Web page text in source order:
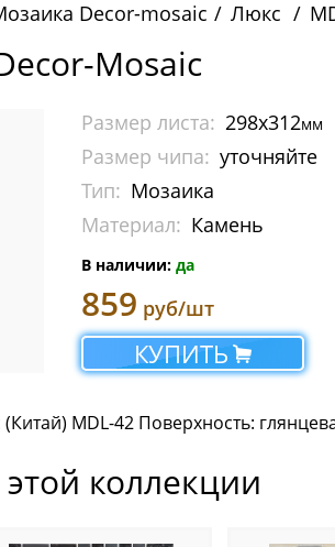
Decor-mosaic Люкс
Mosaic
Размер листа: 298х312мм
Размер чипа: уточняйте
Тип: Мозаика
Материал: Камень
В наличии: да
859 руб/шт
КУПИТЬ
MDL-42 Поверхность:
коллекции